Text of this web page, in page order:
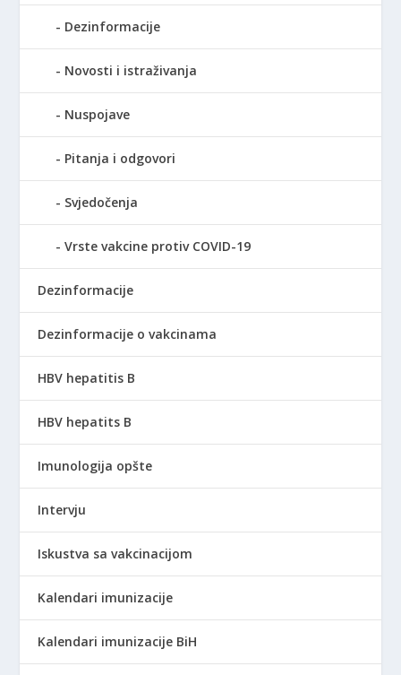
Dezinformacije
Novosti i istraživanja
Nuspojave
Pitanja i odgovori
Svjedočenja
Vrste vakcine protiv COVID-19
Dezinformacije
Dezinformacije o vakcinama
HBV hepatitis B
HBV hepatits B
Imunologija opšte
Intervju
Iskustva sa vakcinacijom
Kalendari imunizacije
Kalendari imunizacije BiH